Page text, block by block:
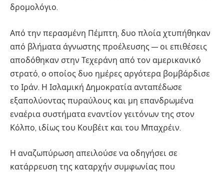
δρομολόγιο.
Από την περασμένη Πέμπτη, δυο πλοία χτυπήθηκαν
από βλήματα άγνωστης προέλευσης — οι επιθέσεις
αποδόθηκαν στην Τεχεράνη από τον αμερικανικό
στρατό, ο οποίος δυο ημέρες αργότερα βομβάρδισε
το Ιράν. Η Ισλαμική Δημοκρατία ανταπέδωσε
εξαπολύοντας πυραύλους και μη επανδρωμένα
εναέρια συστήματα εναντίον γειτόνων της στον
Κόλπο, ιδίως του Κουβέιτ και του Μπαχρέιν.
Η αναζωπύρωση απειλούσε να οδηγήσει σε
κατάρρευση της καταρχήν συμφωνίας που